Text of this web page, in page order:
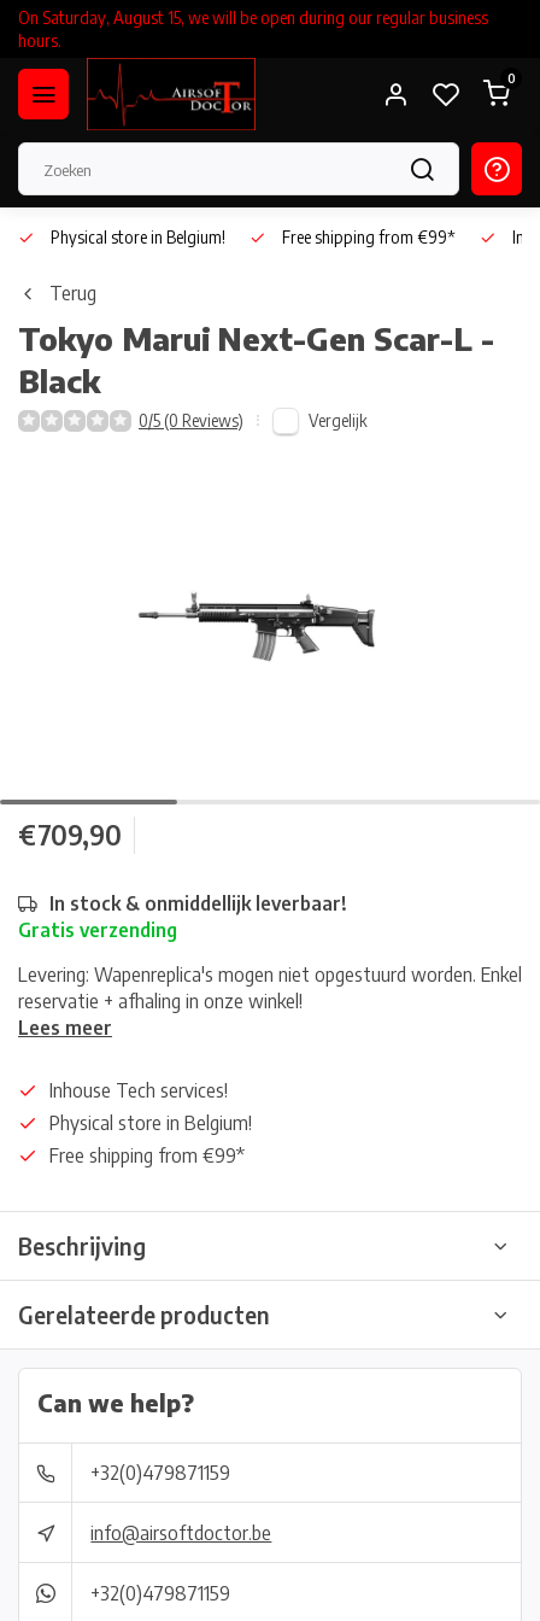
On Saturday, August 15, we will be open during our regular business
hours.
0
Physical store in Belgium! Free shipping from €99*
Terug
Tokyo Marui Next-Gen Scar-L -
Black
0/5 (0 Reviews) Vergelijk
€709,90
In stock & onmiddellijk leverbaar!
Gratis verzending
Levering: Wapenreplica's mogen niet opgestuurd worden. Enkel
reservatie + afhaling in onze winkel!
Lees meer
Inhouse Tech services!
Physical store in Belgium!
Free shipping from €99*
Beschrijving
Gerelateerde producten
Can we help?
+32(0)479871159
info@airsoftdoctor.be
+32(0)479871159